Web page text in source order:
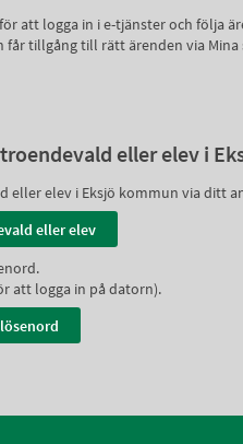
att logga in i e-tjänster och följa
tillgång till rätt ärenden via Mina
eller elev i
eller elev i Eksjö kommun via ditt
att logga in på datorn).